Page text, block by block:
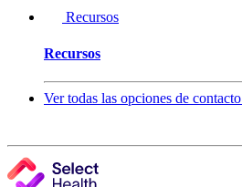
Recursos
Recursos
Ver todas las opciones de contacto